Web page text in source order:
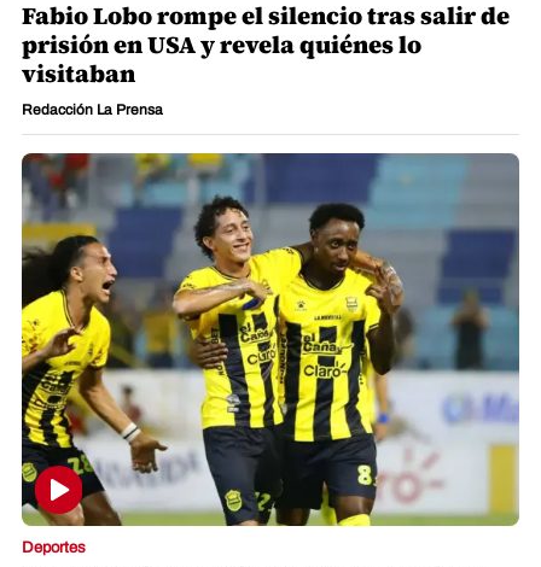
Fabio Lobo rompe el silencio tras salir de
prisión en USA y revela quiénes lo
visitaban
Redacción La Prensa
Deportes